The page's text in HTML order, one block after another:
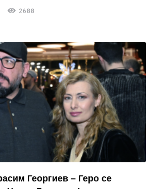
2688
Георгиев – Геро се